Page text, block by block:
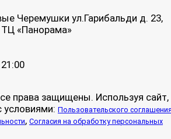
Черемушки ул.Гарибальди д. 23,
ТЦ «Панорама»
права защищены. Используя сайт,
условиями: Пользовательского
, Согласия на обработку персональных